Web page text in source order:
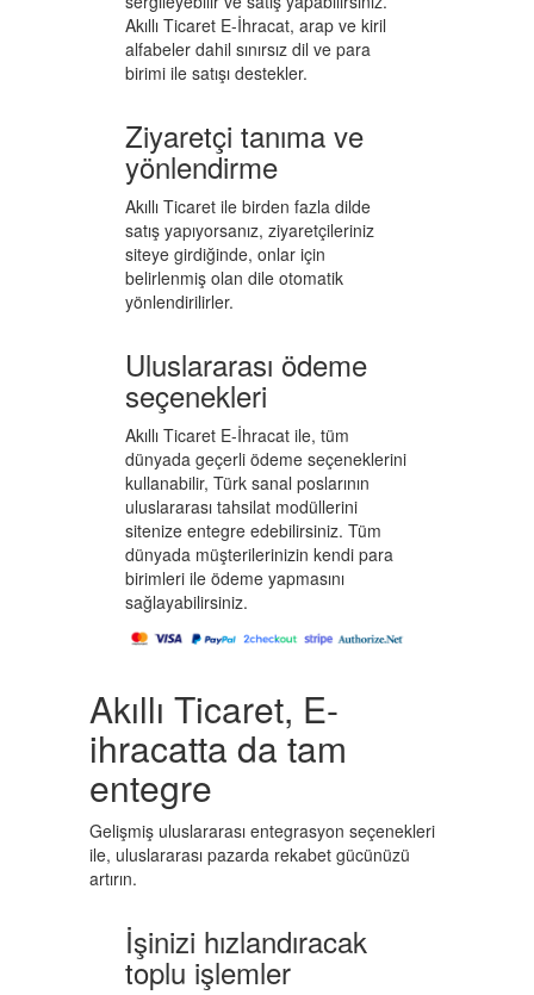
Akıllı Ticaret E-İhracat, arap ve kiril
alfabeler dahil sınırsız dil ve para
birimi ile satışı destekler.
Ziyaretçi tanıma ve
yönlendirme
Akıllı Ticaret ile birden fazla dilde
satış yapıyorsanız, ziyaretçileriniz
siteye girdiğinde, onlar için
belirlenmiş olan dile otomatik
yönlendirilirler.
Uluslararası ödeme
seçenekleri
Akıllı Ticaret E-İhracat ile, tüm
dünyada geçerli ödeme seçeneklerini
kullanabilir, Türk sanal poslarının
uluslararası tahsilat modüllerini
sitenize entegre edebilirsiniz. Tüm
dünyada müşterilerinizin kendi para
birimleri ile ödeme yapmasını
sağlayabilirsiniz.
Akıllı Ticaret, E-
ihracatta da tam
entegre
Gelişmiş uluslararası entegrasyon seçenekleri
ile, uluslararası pazarda rekabet gücünüzü
artırın.
İşinizi hızlandıracak
toplu işlemler